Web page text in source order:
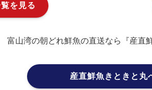
を見る
富山湾の朝どれ鮮魚の直送なら『産直
産直鮮魚きときと丸